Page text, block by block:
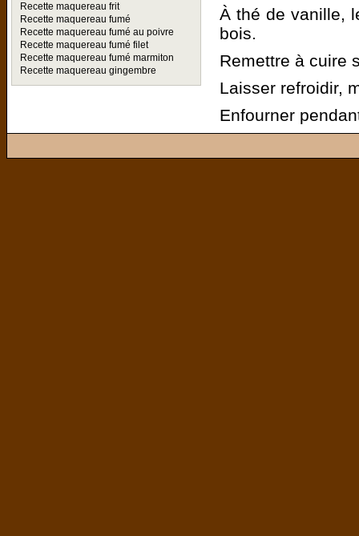
Recette maquereau frit
Recette maquereau fumé
Recette maquereau fumé au poivre
Recette maquereau fumé filet
Recette maquereau fumé marmiton
Recette maquereau gingembre
À thé de vanille,
bois.
Remettre à cuire
Laisser refroidir,
Enfourner